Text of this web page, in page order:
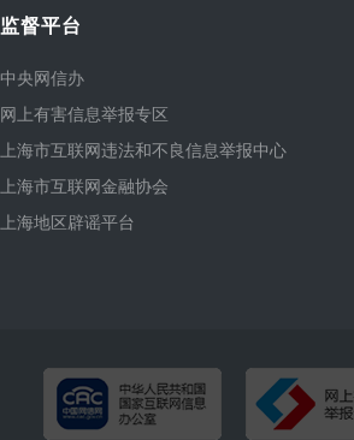
监督平台
中央网信办
网上有害信息举报专区
上海市互联网违法和不良信息举报中心
上海市互联网金融协会
上海地区辟谣平台